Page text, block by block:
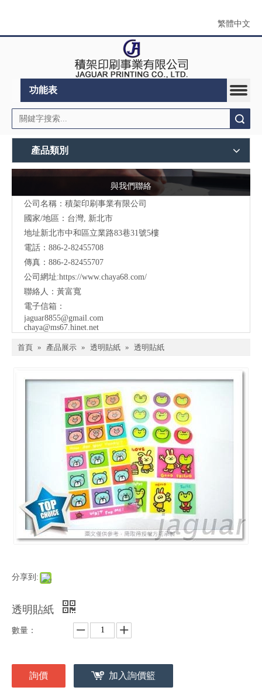
繁體中文
功能表
產品類別
與我們聯絡
公司名稱：積架印刷事業有限公司
國家/地區：台灣, 新北市
地址新北市中和區立業路83巷31號5樓
電話：886-2-82455708
傳真：886-2-82455707
公司網址:https://www.chaya68.com/
聯絡人：黃富寬
電子信箱：
jaguar8855@gmail.com
chaya@ms67.hinet.net
首頁 » 產品展示 » 透明貼紙 » 透明貼紙
分享到:
透明貼紙
數量：
詢價 加入詢價籃